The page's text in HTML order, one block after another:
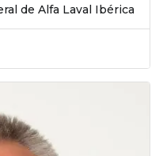
de Alfa Laval Ibérica